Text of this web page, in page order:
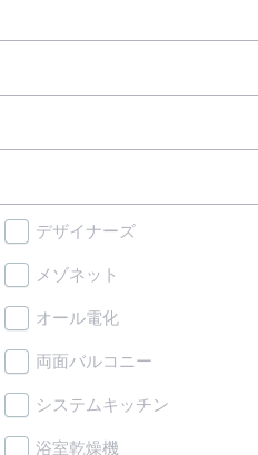
デザイナーズ
メゾネット
オール電化
両面バルコニー
システムキッチン
浴室乾燥機